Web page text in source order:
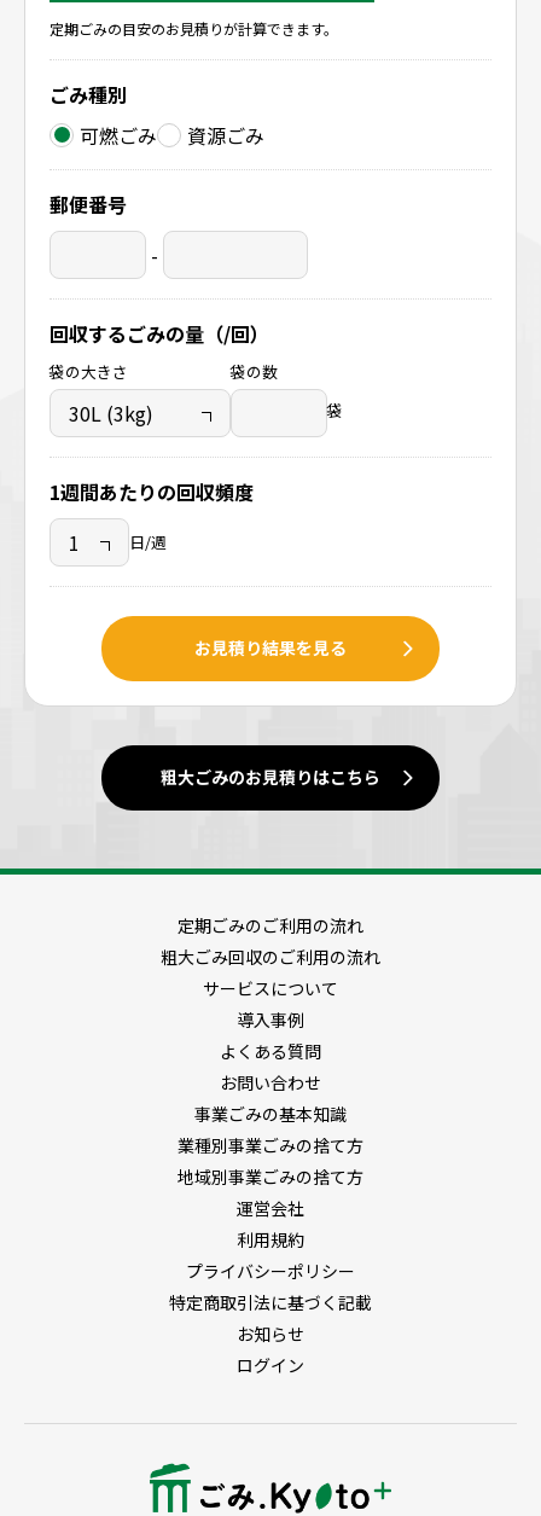
定期ごみの目安のお見積りが計算できます。
ごみ種別
可燃ごみ
資源ごみ
郵便番号
-
回収するごみの量（/回）
袋の大きさ
袋の数
袋
1週間あたりの回収頻度
日/週
お見積り結果を見る
粗大ごみのお見積りはこちら
定期ごみのご利用の流れ
粗大ごみ回収のご利用の流れ
サービスについて
導入事例
よくある質問
お問い合わせ
事業ごみの基本知識
業種別事業ごみの捨て方
地域別事業ごみの捨て方
運営会社
利用規約
プライバシーポリシー
特定商取引法に基づく記載
お知らせ
ログイン